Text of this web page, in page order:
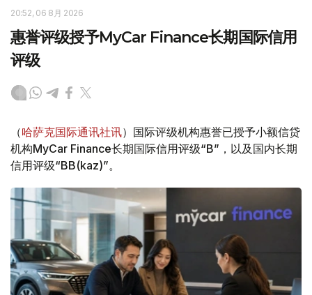
20:52, 06 8月 2026
惠誉评级授予MyCar Finance长期国际信用
评级
（哈萨克国际通讯社讯）国际评级机构惠誉已授予小额信贷
机构MyCar Finance长期国际信用评级“B”，以及国内长期
信用评级“BB(kaz)”。